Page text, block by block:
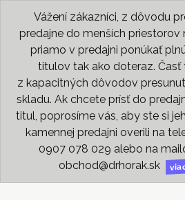
Vážení zákazníci, z dôvodu
predajne do menších priestorov
priamo v predajni ponúkať
titulov tak ako doteraz.
z kapacitných dôvodov
skladu. Ak chcete prísť do
titul, poprosíme vás, aby ste si
kamennej predajni overili na
0907 078 029 alebo na
obchod@drhorak.sk